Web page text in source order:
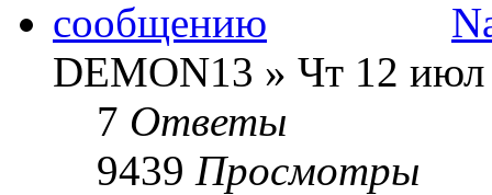
DEMON13 » Чт 12 июл
7 Ответы
9439 Просмотры